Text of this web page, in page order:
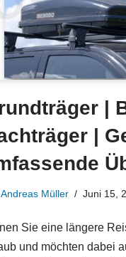
|
|
Andreas Müller Juni 15,
Sie eine längere
und möchten dabei